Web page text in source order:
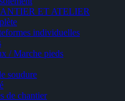
ET ATELIER
individuelles
/ Marche pieds
soudure
de chantier